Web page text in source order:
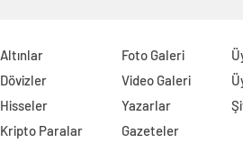
Altınlar
Dövizler
Hisseler
Kripto Paralar
Foto Galeri
Video Galeri
Yazarlar
Gazeteler